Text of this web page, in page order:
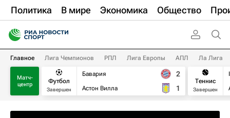
Политика В мире Экономика Общество
Главное Лига Чемпионов РПЛ Лига Европы АПЛ Ла Лига
Матч-
центр
Футбол
Завершен
Бавария
Астон Вилла
2
1
Теннис
Завершен